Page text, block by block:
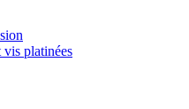
vis platinées